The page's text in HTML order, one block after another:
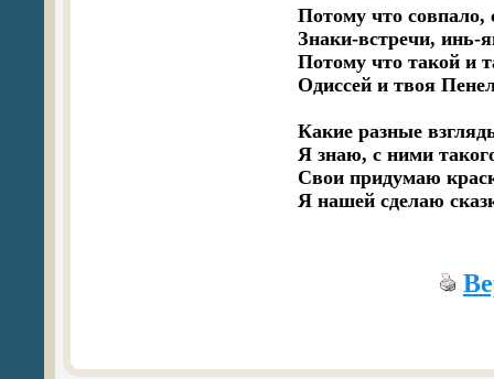
Потому что совпало,
Знаки-встречи, инь-
Потому что такой и
Одиссей и твоя
Какие разные
Я знаю, с ними
Свои придумаю
Я нашей сделаю